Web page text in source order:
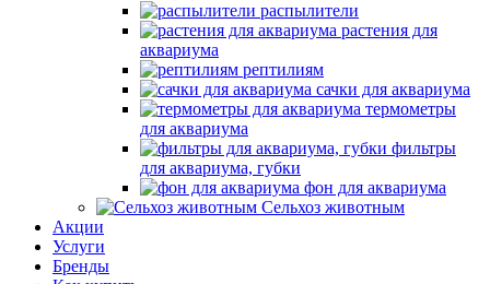
распылители
растения для
аквариума
рептилиям
сачки для аквариума
термометры
для аквариума
фильтры
для аквариума, губки
фон для аквариума
Сельхоз животным
Акции
Услуги
Бренды